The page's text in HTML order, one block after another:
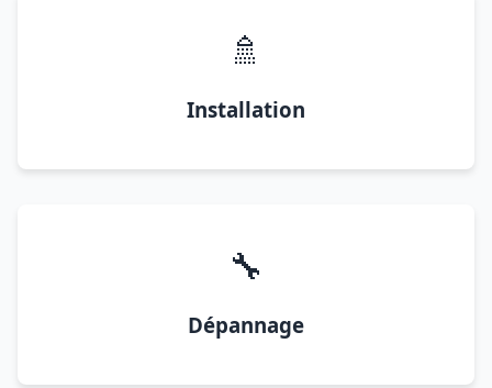
🚿
Installation
🔧
Dépannage